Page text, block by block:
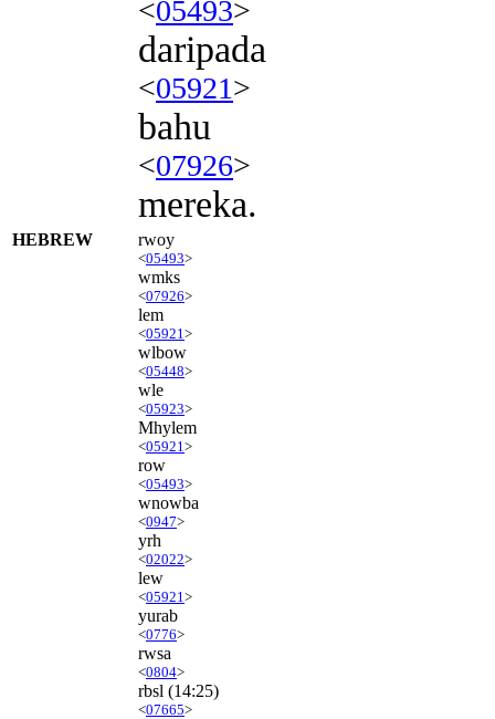
<05493>
daripada
<05921>
bahu
<07926>
mereka.
HEBREW rwoy
<05493>
wmks
<07926>
lem
<05921 >
wlbow
<05448>
wle
<05923>
Mhylem
<05921 >
row
<05493>
wnowba
<0947>
yrh
<02022>
lew
<05921 >
yurab
<0776>
rwsa
<0804>
rbsl (14:25)
<07665>